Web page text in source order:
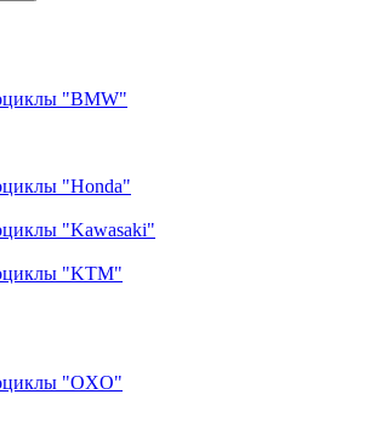
"BMW"
"Honda"
"Kawasaki"
"KTM"
"OXO"